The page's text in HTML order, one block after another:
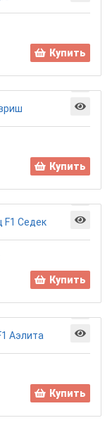
Купить
Купить
Купить
Купить